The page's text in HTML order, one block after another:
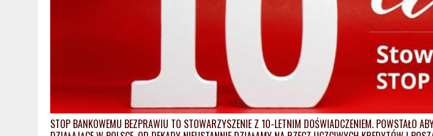
STOP BANKOWEMU BEZPRAWIU TO STOWARZYSZENIE Z 10-LETNIM DOŚWIADCZENIEM. POWSTAŁO